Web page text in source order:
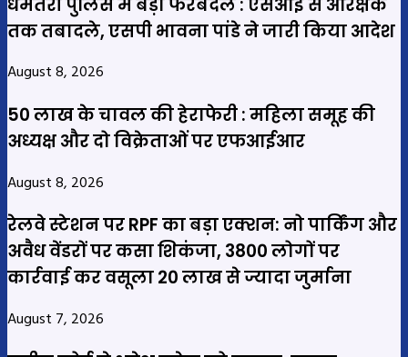
तक तबादले, एसपी भावना पांडे ने जारी किया आदेश
August 8, 2026
50 लाख के चावल की हेराफेरी : महिला समूह की
अध्यक्ष और दो विक्रेताओं पर एफआईआर
August 8, 2026
रेलवे स्टेशन पर RPF का बड़ा एक्शन: नो पार्किंग और
अवैध वेंडरों पर कसा शिकंजा, 3800 लोगों पर
कार्रवाई कर वसूला 20 लाख से ज्यादा जुर्माना
August 7, 2026